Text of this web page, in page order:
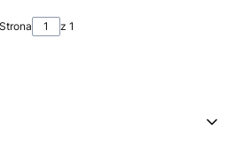
Strona z 1